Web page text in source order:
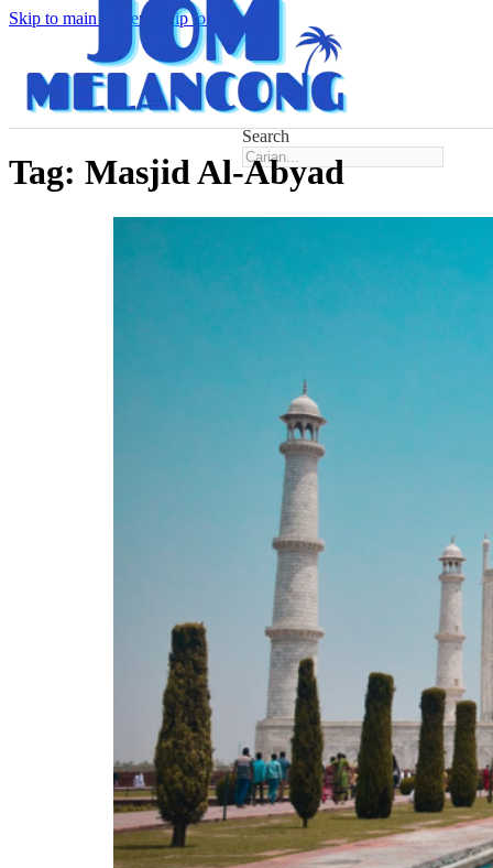
Skip to main content Skip to footer
Search
Tag: Masjid Al-Abyad